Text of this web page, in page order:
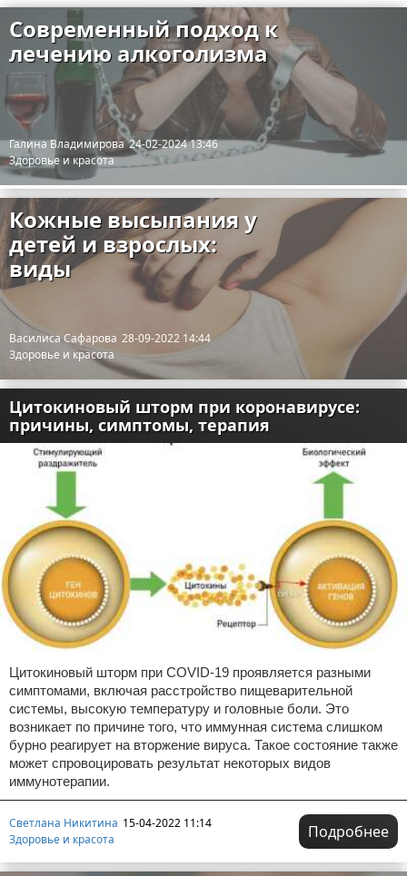
Современный подход к
лечению алкоголизма
Галина Владимирова 24-02-2024 13:46
Здоровье и красота
Кожные высыпания у
детей и взрослых:
виды
Василиса Сафарова 28-09-2022 14:44
Здоровье и красота
Цитокиновый шторм при коронавирусе:
причины, симптомы, терапия
Цитокиновый шторм при COVID-19 проявляется разными
симптомами, включая расстройство пищеварительной
системы, высокую температуру и головные боли. Это
возникает по причине того, что иммунная система слишком
бурно реагирует на вторжение вируса. Такое состояние также
может спровоцировать результат некоторых видов
иммунотерапии.
Светлана Никитина 15-04-2022 11:14
Здоровье и красота
Подробнее